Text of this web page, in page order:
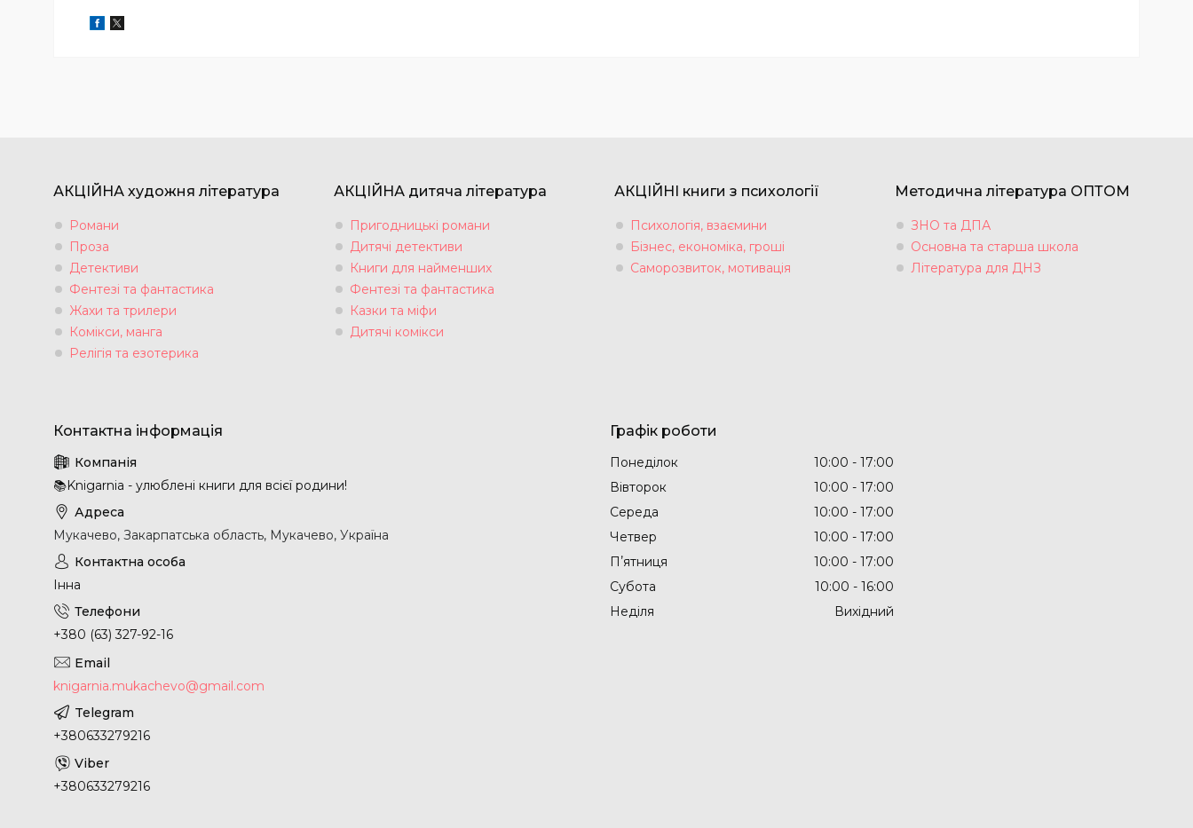
АКЦІЙНА художня література
Романи
Проза
Детективи
Фентезі та фантастика
Жахи та трилери
Комікси, манга
Релігія та езотерика
АКЦІЙНА дитяча література
Пригодницькі романи
Дитячі детективи
Книги для найменших
Фентезі та фантастика
Казки та міфи
Дитячі комікси
АКЦІЙНІ книги з психології
Психологія, взаємини
Бізнес, економіка, гроші
Саморозвиток, мотивація
Методична література ОПТОМ
ЗНО та ДПА
Основна та старша школа
Література для ДНЗ
📚Knigarnia - улюблені книги для всієї родини!
Мукачево, Закарпатська область, Мукачево, Україна
Інна
+380 (63) 327-92-16
knigarnia.mukachevo@gmail.com
+380633279216
+380633279216
Графік роботи
Понеділок 10:00
17:00
Вівторок
10:00
17:00
Середа
10:00
17:00
Четвер
10:00
17:00
Пʼятниця
10:00
17:00
Субота
10:00
16:00
Неділя
Вихідний